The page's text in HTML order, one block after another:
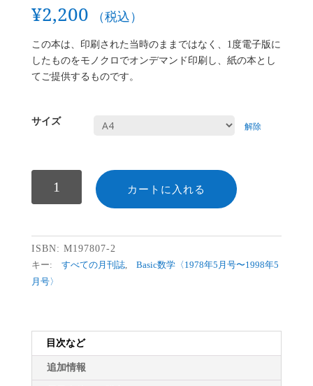
¥2,200 （税込）
この本は、印刷された当時のままではなく、1度電子版に
したものをモノクロでオンデマンド印刷し、紙の本とし
てご提供するものです。
サイズ
解除
カートに入れる
ISBN: M197807-2
キー: すべての月刊誌,
Basic数学〈1978年5月号〜1998年5
月号〉
目次など
追加情報